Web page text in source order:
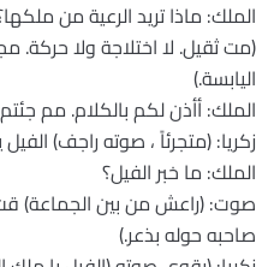
الملك: ماذا تريد الرعية من
(مت ثقيل. لا اختلاجة ولا
اليابسة.)
الملك: أأذن لكم بالكلام. مم
زكريا: (متجرئاً ، صوته راجف)
الملك: ما خبر الفيل؟
صوت: (راعش من بين الجماعة)
صاحبه حوله بذعر.)